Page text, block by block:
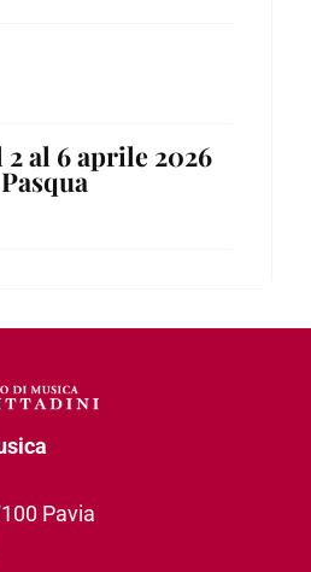
al 6 aprile 2026
Pavia